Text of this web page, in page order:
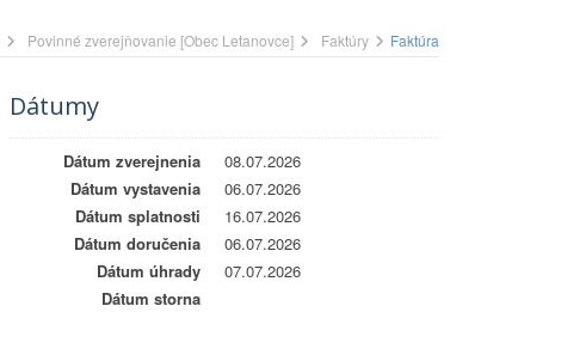
Povinné zverejňovanie [Obec Letanovce] Faktúry Faktúra
Dátumy
Dátum zverejnenia
08.07.2026
Dátum vystavenia
06.07.2026
Dátum splatnosti
16.07.2026
Dátum doručenia
06.07.2026
Dátum úhrady
07.07.2026
Dátum storna